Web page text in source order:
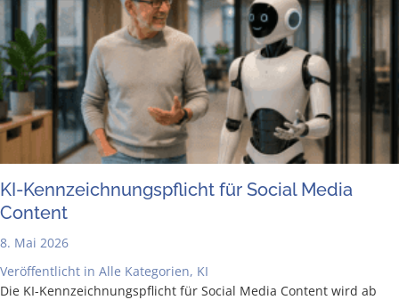
KI-Kenn­zeich­nungs­pflicht für Social Media
Content
8. Mai 2026
Veröffentlicht in Alle Kategorien, KI
Die KI-Ken­n­­zeich­­nungs­­pflicht für Social Media Con­tent wird ab